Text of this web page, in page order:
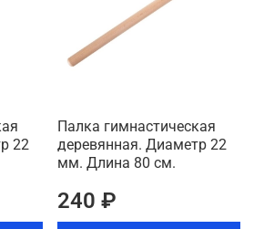
22
Палка гимнастическая
деревянная. Диаметр 22
мм. Длина 80 см.
240 ₽